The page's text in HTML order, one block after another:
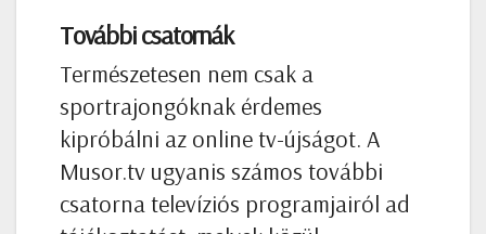
További csatornák
Természetesen nem csak a
sportrajongóknak érdemes
kipróbálni az online tv-újságot. A
Musor.tv ugyanis számos további
csatorna televíziós programjairól ad